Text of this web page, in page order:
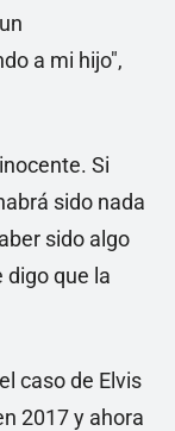
a mi hijo",
Si
sido nada
sido algo
digo que la
caso de Elvis
2017 y ahora